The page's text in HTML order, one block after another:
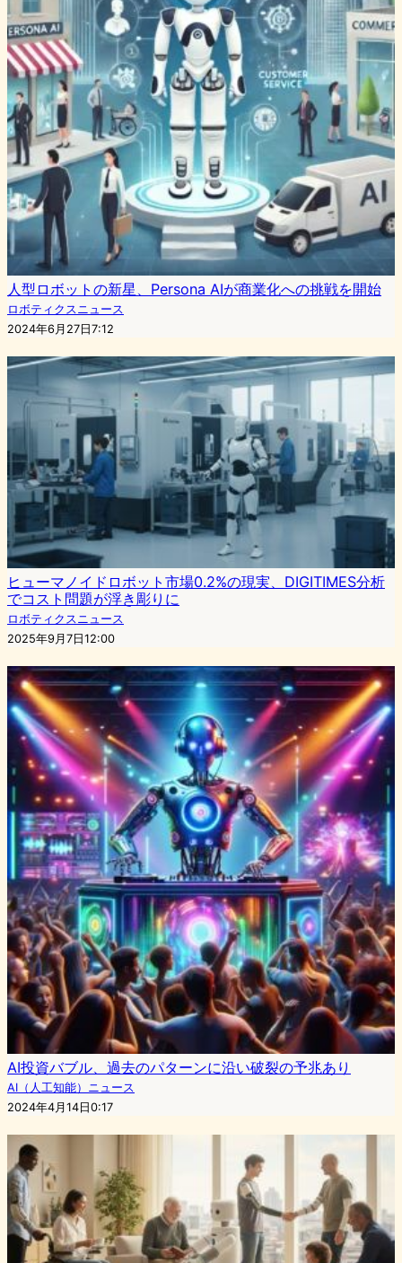
人型ロボットの新星、Persona AIが商業化への挑戦を開始
ロボティクスニュース
2024年6月27日7:12
ヒューマノイドロボット市場0.2%の現実、DIGITIMES分析
でコスト問題が浮き彫りに
ロボティクスニュース
2025年9月7日12:00
AI投資バブル、過去のパターンに沿い破裂の予兆あり
AI（人工知能）ニュース
2024年4月14日0:17